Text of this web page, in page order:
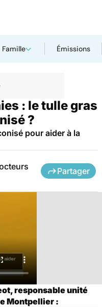
Famille Émissions
: le tulle gras
?
pour aider à la
Partager
responsable unité
Montpellier :